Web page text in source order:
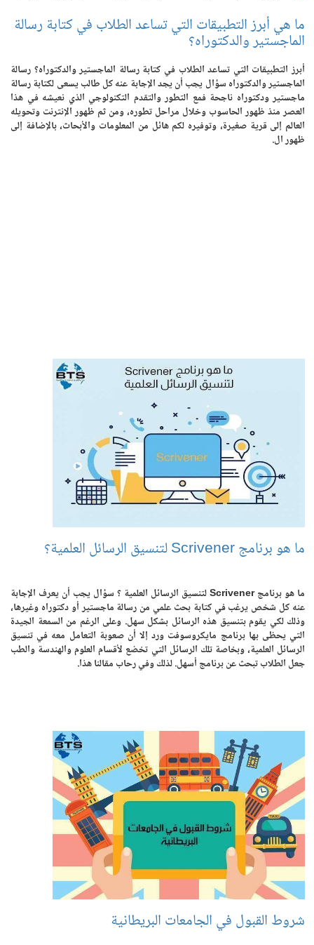
ما هي أبرز التطبيقات التي تساعد الطلاب في كتابة رسالة
الماجستير والدكتوراه؟
أبرز التطبيقات التي تساعد الطلاب في كتابة رسالة الماجستير والدكتوراه؟ رسالة
الماجستير والدكتوراه سؤال يجب أن يجد الإجابة عنه كل طالب يسعى لكتابة رسالة
ماجستير ودكتوراه ناجحة فمع التطور والتقدم التكنولوجي الذي نعيشه في هذا
العصر منذ ظهور الحاسوب وخلال مراحل تطوره، ومن ثم ظهور الإنترنت وتحويله
العالم إلى قرية صغيرة، وتوفيره لكم هائل من المعلومات والأبحاث، بالإضافة إلى
ظهور ال.
ما هو برنامج Scrivener لتنسيق الرسائل العلمية؟
ما هو برنامج Scrivener لتنسيق الرسائل العلمية ؟ سؤال يجب أن يعرف الإجابة
عنه كل شخص يرغب في كتابة بحث علمي من رسالة ماجستير أو دكتوراه وغيرها،
وذلك لكي يقوم بتنسيق هذه الرسائل بشكل سهل. وعلى الرغم من السمعة الجيدة
التي يحظى بها برنامج مايكروسوفت ورد إلا أن صعوبة التعامل معه في تنسيق
الرسائل العلمية، وبخاصة تلك الرسائل التي تخضع لأقسام العلوم والهندسة والطب
جعل الطلاب تبحث عن برنامج أسهل. لذلك وفي رحاب مقالنا هذا.
شروط القبول في الجامعات البريطانية